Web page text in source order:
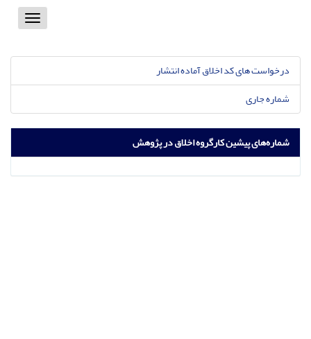
Toggle
درخواست های کد اخلاق آماده انتشار
شماره جاری
شماره‌های پیشین کارگروه اخلاق در پژوهش